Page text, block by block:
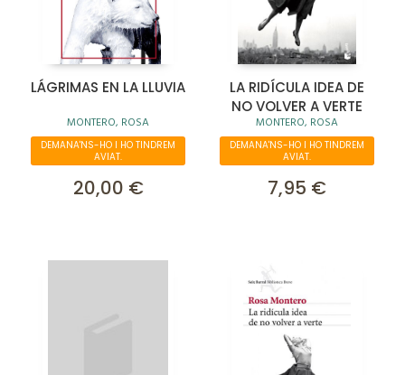
LÁGRIMAS EN LA LLUVIA
MONTERO, ROSA
DEMANA'NS-HO I HO TINDREM
AVIAT.
20,00 €
LA RIDÍCULA IDEA DE
NO VOLVER A VERTE
MONTERO, ROSA
DEMANA'NS-HO I HO TINDREM
AVIAT.
7,95 €